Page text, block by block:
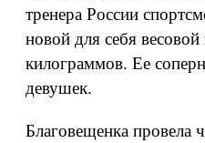
тренера России
новой для себя
килограммов. Ее
девушек.
Благовещенка провела